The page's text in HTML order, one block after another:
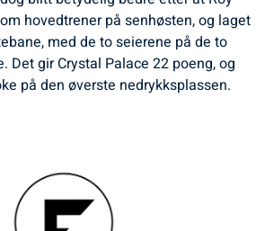
hovedtrener på senhøsten, og laget
med de to seierene på de to
Det gir Crystal Palace 22 poeng, og
på den øverste nedrykksplassen.